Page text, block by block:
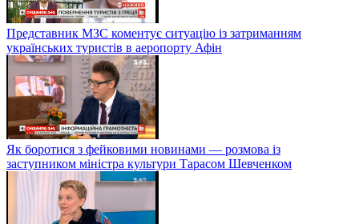
Представник МЗС коментує ситуацію із затриманням
українських туристів в аеропорту Афін
Як боротися з фейковими новинами — розмова із
заступником міністра культури Тарасом Шевченком